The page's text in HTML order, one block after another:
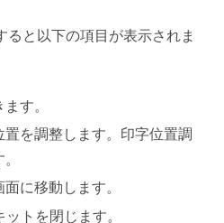
ると以下の項目が表示されま
す。
置を調整します。印字位置調
面に移動します。
ットを閉じます。